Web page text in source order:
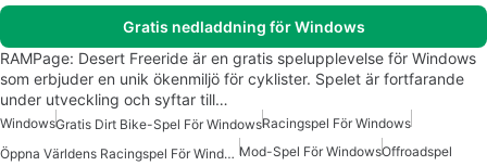
Gratis nedladdning för Windows
RAMPage: Desert Freeride är en gratis spelupplevelse för Windows
som erbjuder en unik ökenmiljö för cyklister. Spelet är fortfarande
under utveckling och syftar till…
WindowsGratis Dirt Bike-Spel För WindowsRacingspel För Windows
Öppna Världens Racingspel För Windows Mod-Spel För WindowsOffroadspel